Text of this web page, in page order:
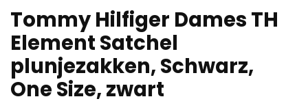
Tommy Hilfiger Dames TH
Element Satchel
plunjezakken, Schwarz,
One Size, zwart